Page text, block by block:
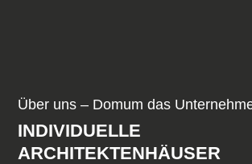
Über uns – Domum das
INDIVIDUELLE
ARCHITEKTENHÄUSER